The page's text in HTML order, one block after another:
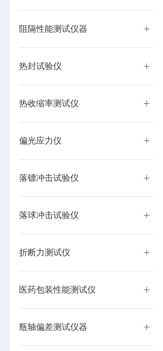
阻隔性能测试仪器
热封试验仪
热收缩率测试仪
偏光应力仪
落镖冲击试验仪
落球冲击试验仪
折断力测试仪
医药包装性能测试仪
瓶轴偏差测试仪器